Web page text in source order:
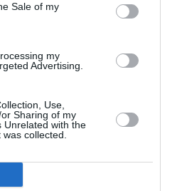
Sale of my
my
Advertising.
Use,
Sharing of my
Unrelated with the
collected.ένα εφέ «επίπεδης
τη σιλουέτα στα